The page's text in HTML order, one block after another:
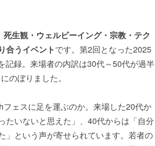
死生観・ウェルビーイング・宗教・テク
合うイベントです。第2回となった2025
記録。来場者の内訳は30代～50代が過半
にのぼりました。
フェスに足を運ぶのか。来場した20代か
たいないと思えた」、40代からは「自分
」という声が寄せられています。若者の